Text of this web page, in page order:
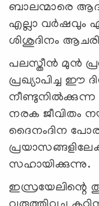
ബാലന്മാരെ
എല്ലാ വർഷവും
ശിശുദിനം
പലസ്തീൻ മുൻ
പ്രഖ്യാപിച്ച ഈ
നരക ജീവിതം
ദൈനംദിന
സഹായിക്കുന്നു.
ഇസ്രയേലിന്റെ